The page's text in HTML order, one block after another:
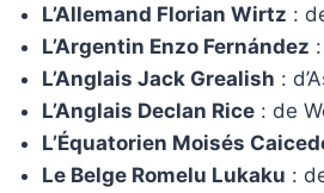
L’Allemand Florian Wirtz :
L’Argentin Enzo Fernández
L’Anglais Jack Grealish :
L’Anglais Declan Rice : de
L’Équatorien Moisés
Le Belge Romelu Lukaku :